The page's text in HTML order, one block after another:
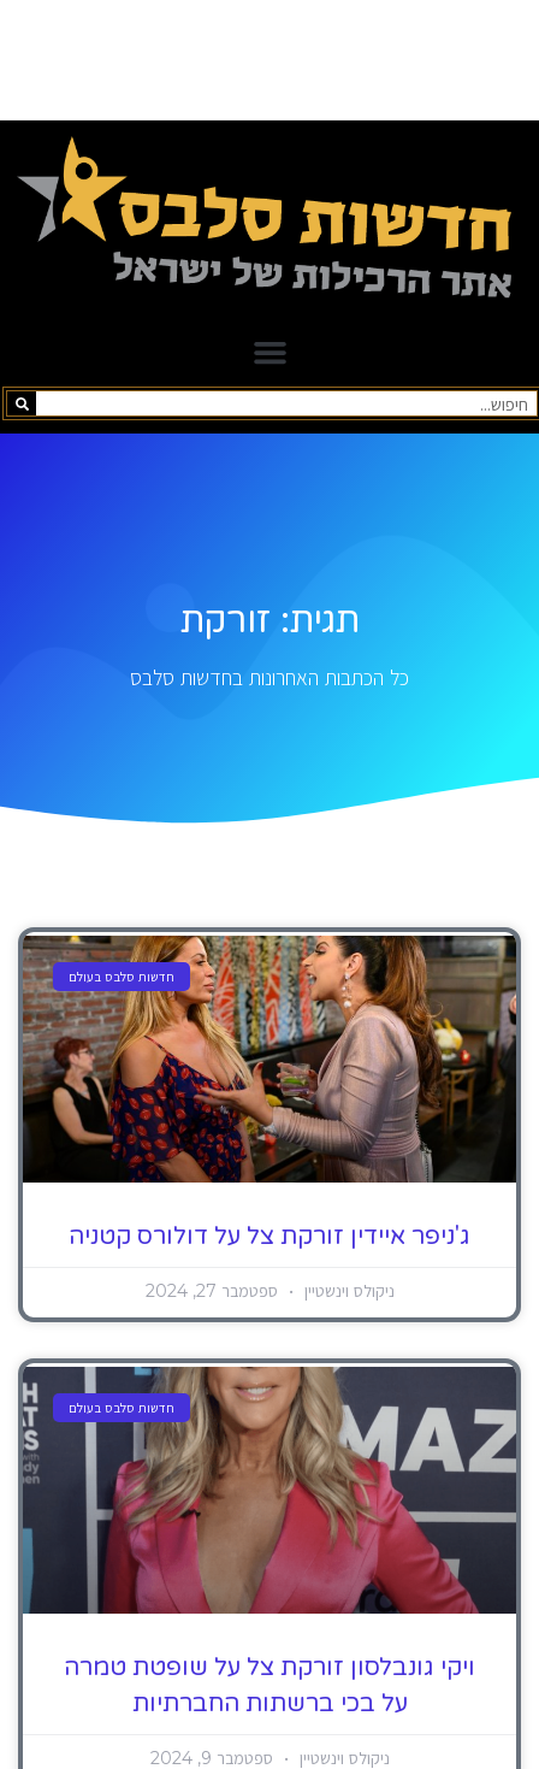
תגית: זורקת
כל הכתבות האחרונות בחדשות סלבס
חדשות סלבס בעולם
ג'ניפר איידין זורקת צל על דולורס קטניה
ניקולס וינשטיין ספטמבר 27, 2024
חדשות סלבס בעולם
ויקי גונבלסון זורקת צל על שופטת טמרה
על בכי ברשתות החברתיות
ניקולס וינשטיין ספטמבר 9, 2024